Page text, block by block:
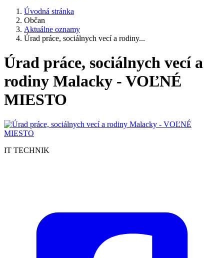
Úvodná stránka
Občan
Aktuálne oznamy
Úrad práce, sociálnych vecí a rodiny...
Úrad práce, sociálnych vecí a
rodiny Malacky - VOĽNÉ
MIESTO
IT TECHNIK